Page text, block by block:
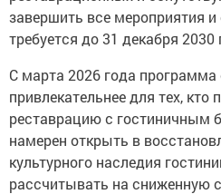
завершить все мероприятия
требуется до 31 декабря 2030
С марта 2026 года
привлекательнее для тех, кто
реставрацию с гостиничным
намерен открыть в
культурного наследия
рассчитывать на сниженную